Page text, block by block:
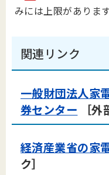
みには上限があります
関連リンク
一般財団法人家
券センター ［外
経済産業省の家
ク］